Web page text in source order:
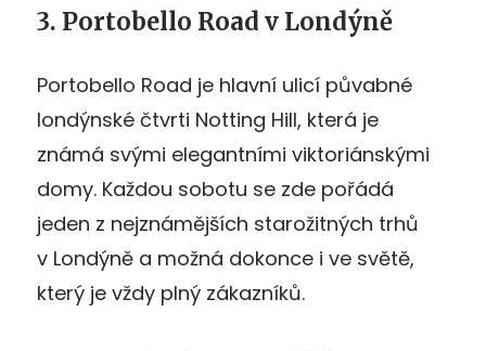
3. Portobello Road v Londýně
Portobello Road je hlavní ulicí půvabné
londýnské čtvrti Notting Hill, která je
známá svými elegantními viktoriánskými
domy. Každou sobotu se zde pořádá
jeden z nejznámějších starožitných trhů
v Londýně a možná dokonce i ve světě,
který je vždy plný zákazníků.